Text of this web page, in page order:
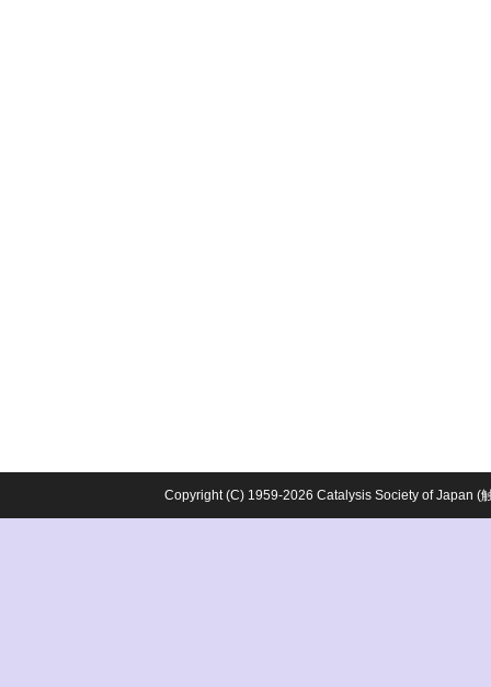
Copyright (C) 1959-2026 Catalysis Society of Japan (